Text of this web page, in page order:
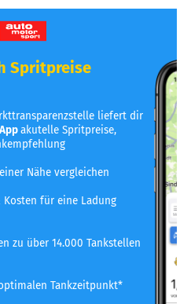
Spritpreise
liefert dir
akutelle Spritpreise,
Nähe vergleichen
für eine Ladung
zu über 14.000 Tankstellen
Tankzeitpunkt*